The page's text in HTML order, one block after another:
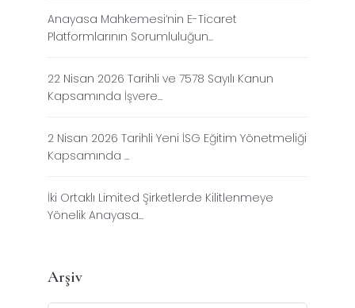
Anayasa Mahkemesi’nin E-Ticaret
Platformlarının Sorumluluğun...
22 Nisan 2026 Tarihli ve 7578 Sayılı Kanun
Kapsamında İşvere...
2 Nisan 2026 Tarihli Yeni İSG Eğitim Yönetmeliği
Kapsamında ...
İki Ortaklı Limited Şirketlerde Kilitlenmeye
Yönelik Anayasa...
Arşiv